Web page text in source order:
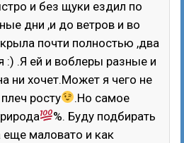
и без щуки ездил по
дни ,и до ветров и во
почти полностью ,два
:) .Я ей и воблеры разные и
ни хочет.Может я чего не
росту
.Но самое
%. Буду подбирать
еще маловато и как